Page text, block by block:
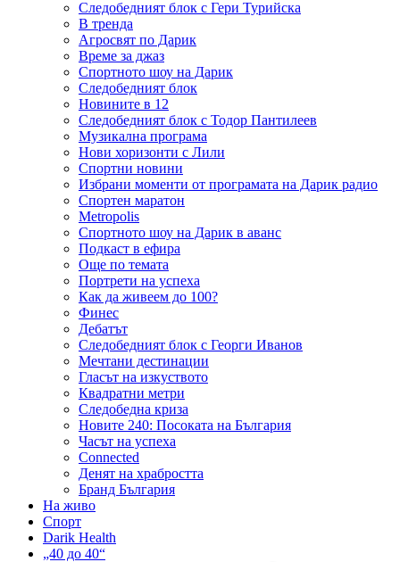
Следобедният блок с Гери Турийска
В тренда
Агросвят по Дарик
Време за джаз
Спортното шоу на Дарик
Следобедният блок
Новините в 12
Следобедният блок с Тодор Пантилеев
Музикална програма
Нови хоризонти с Лили
Спортни новини
Избрани моменти от програмата на Дарик радио
Спортен маратон
Metropolis
Спортното шоу на Дарик в аванс
Подкаст в ефира
Още по темата
Портрети на успеха
Как да живеем до 100?
Финес
Дебатът
Следобедният блок с Георги Иванов
Мечтани дестинации
Гласът на изкуството
Квадратни метри
Следобедна криза
Новите 240: Посоката на България
Часът на успеха
Connected
Денят на храбростта
Бранд България
На живо
Спорт
Darik Health
„40 до 40“